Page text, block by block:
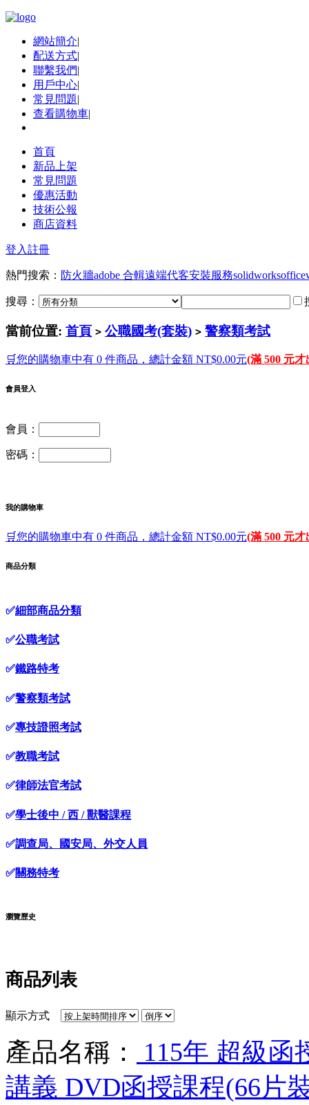
網站簡介|
配送方式|
聯繫我們|
用戶中心|
常見問題|
查看購物車|
首頁
新品上架
常見問題
優惠活動
技術公報
商店資料
登入註冊
熱門搜索： 防火牆adobe 合輯遠端代客安裝服務solidworksoffice
搜尋：
當前位置: 首頁 > 公職國考(套裝) > 警察類考試
🛒您的購物車中有 0 件商品，總計金額 NT$0.00元(滿 500 元才
會員登入
會員：
密碼：
我的購物車
🛒您的購物車中有 0 件商品，總計金額 NT$0.00元(滿 500 元才
商品分類
✅細部商品分類
✅公職考試
✅鐵路特考
✅警察類考試
✅專技證照考試
✅教職考試
✅律師法官考試
✅學士後中 / 西 / 獸醫課程
✅調查局、國安局、外交人員
✅關務特考
瀏覽歷史
商品列表
顯示方式
產品名稱：
115年 超級函
講義 DVD函授課程(66片